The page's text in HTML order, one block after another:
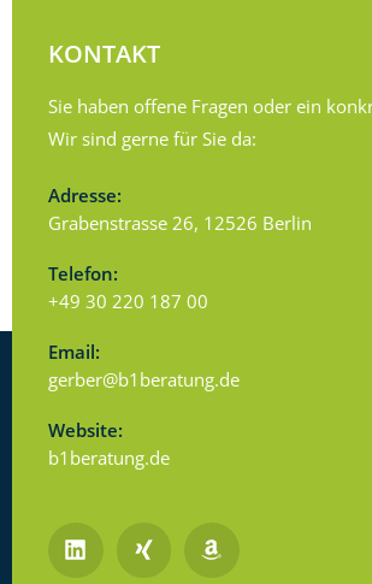
KONTAKT
Sie haben offene Fragen oder ein
Wir sind gerne für Sie da:
Adresse:
Grabenstrasse 26, 12526 Berlin
Telefon:
+49 30 220 187 00
Email:
gerber@b1beratung.de
Website:
b1beratung.de